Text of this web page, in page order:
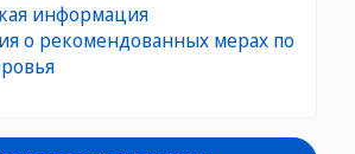
информация
о рекомендованных мерах по